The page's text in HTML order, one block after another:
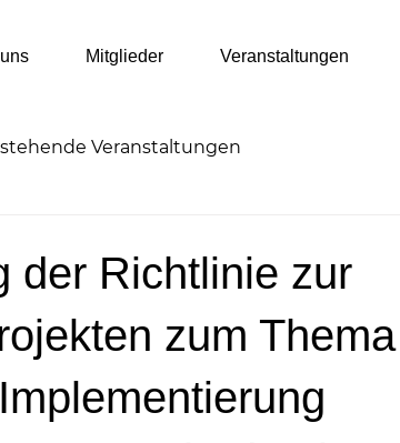
Mitglieder Veranstaltungen
Veranstaltungen
der Richtlinie zur
zum Thema